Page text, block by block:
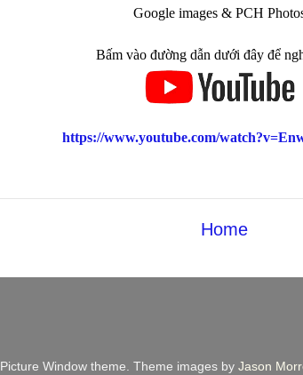
Google images & PCH
Bấm vào đường dẫn dưới đây để
https://www.youtube.com/
Home
Picture Window theme. Theme images by Jason